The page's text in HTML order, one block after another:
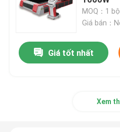
Laser sợi quang CW
Laser sợi quang QCW
MOQ：1 bộ
Giá bán：
Giá tốt nhất
Xem